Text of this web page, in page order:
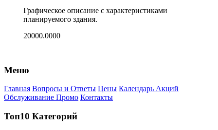
Графическое описание с характеристиками
планируемого здания.
20000.0000
Меню
Главная Вопросы и Ответы Цены Календарь Акций
Обслуживание Промо Контакты
Топ10 Категорий